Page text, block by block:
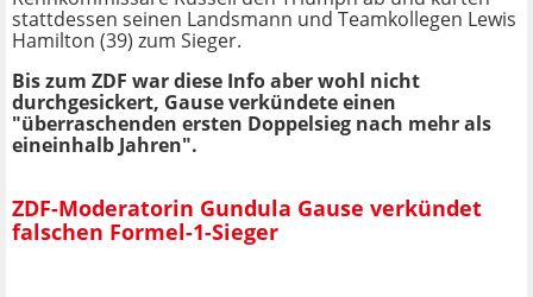
stattdessen seinen Landsmann und Teamkollegen Lewis
Hamilton (39) zum Sieger.
Bis zum ZDF war diese Info aber wohl nicht
durchgesickert, Gause verkündete einen
"überraschenden ersten Doppelsieg nach mehr als
eineinhalb Jahren".
ZDF-Moderatorin Gundula Gause verkündet
falschen Formel-1-Sieger